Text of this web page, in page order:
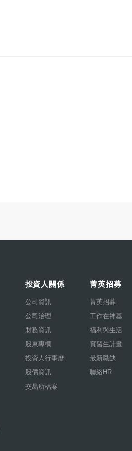
投資人關係
公司資訊
公司治理
財務資訊
股東專欄
投資人行事曆
股價資訊
交易所檔案
菁英招募
菁英招募
工作在神基
福利與生活
實習生計畫
最新職缺
聯絡HR